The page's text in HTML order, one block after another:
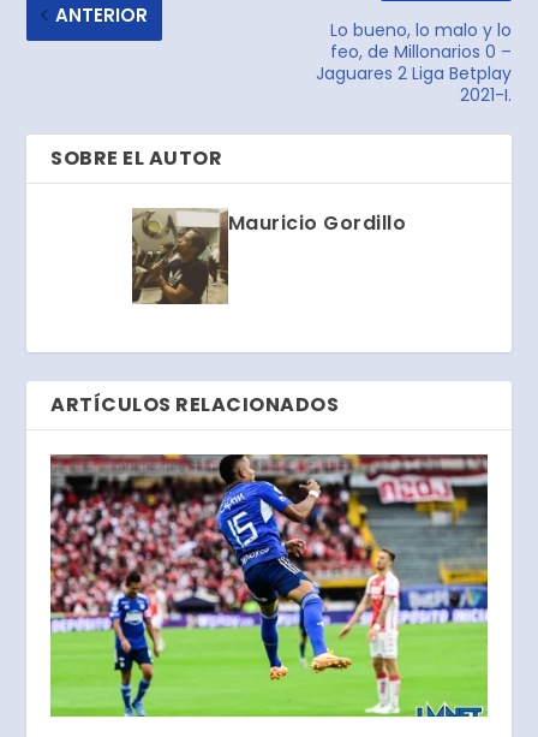
ANTERIOR
Lo bueno, lo malo y lo
feo, de Millonarios 0 –
Jaguares 2 Liga Betplay
2021-I.
SOBRE EL AUTOR
Mauricio Gordillo
ARTÍCULOS RELACIONADOS